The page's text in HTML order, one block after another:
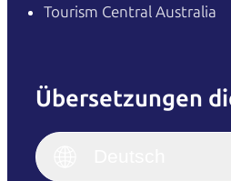
Tourism Central Australia
Übersetzungen